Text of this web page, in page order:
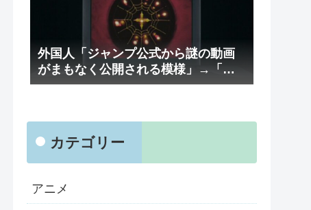
外国人「ジャンプ公式から謎の動画
がまもなく公開される模様」→「ま
さか本当にくるのか？！」（海外の
カテゴリー
アニメ